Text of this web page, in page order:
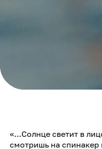
«...Солнце светит в
смотришь на спинакер